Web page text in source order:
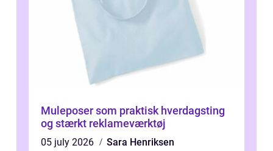
Muleposer som praktisk hverdagsting
og stærkt reklameværktøj
05 july 2026
Sara Henriksen